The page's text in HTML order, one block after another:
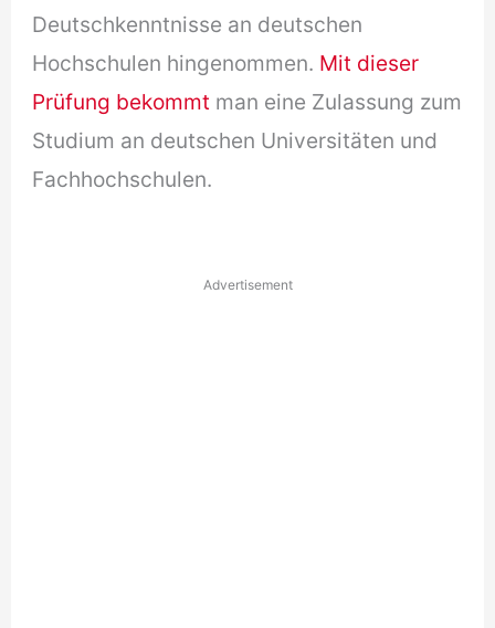
Deutschkenntnisse an deutschen
Hochschulen hingenommen. Mit dieser
Prüfung bekommt man eine Zulassung zum
Studium an deutschen Universitäten und
Fachhochschulen.
Advertisement